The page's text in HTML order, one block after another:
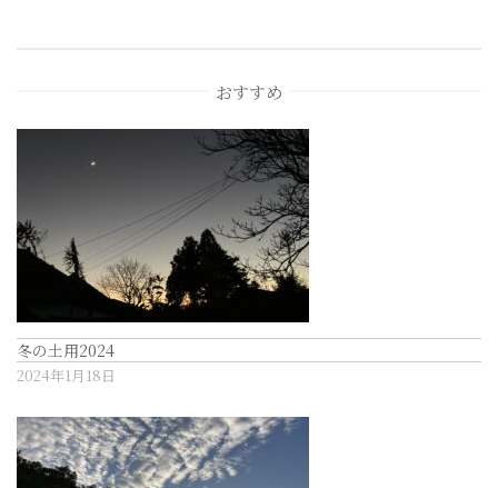
シ
ン
おすすめ
冬の土用2024
2024年1月18日